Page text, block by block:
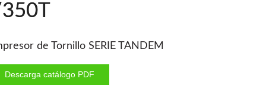
de Tornillo SERIE TANDEM
Descarga catálogo PDF